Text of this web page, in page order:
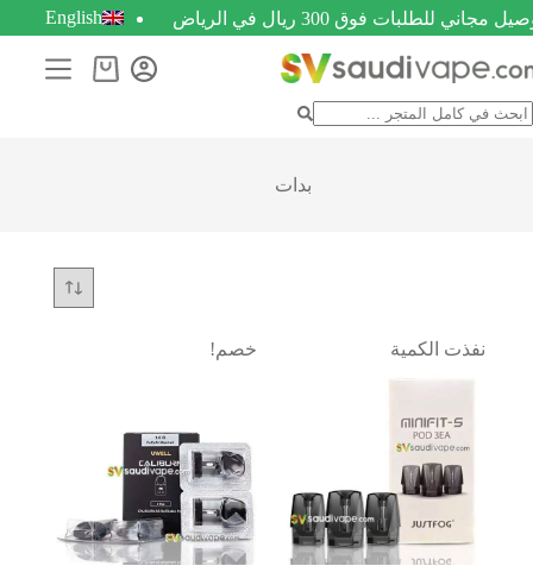
مجاني للطلبات فوق 300 ريال في الرياض English
بدات
نفذت الكمية خصم!